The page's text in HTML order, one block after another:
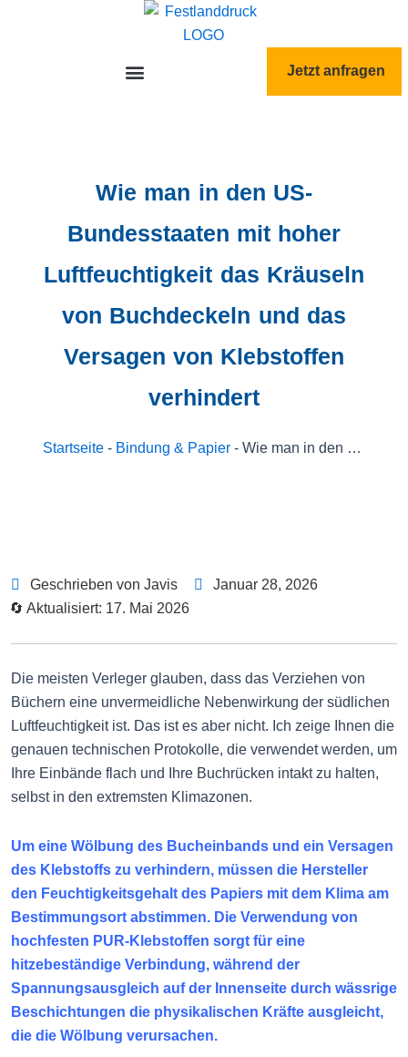
Jetzt anfragen
Wie man in den US-
Bundesstaaten mit hoher
Luftfeuchtigkeit das Kräuseln
von Buchdeckeln und das
Versagen von Klebstoffen
verhindert
Startseite - Bindung & Papier - Wie man in den US-Bundesstaaten mit hoher Luftfeuchtigkeit das Kräuseln von Buchdeckeln und das Versagen von Klebstoffen verhindert
Geschrieben von Javis
Januar 28, 2026
🔄 Aktualisiert: 17. Mai 2026
Die meisten Verleger glauben, dass das Verziehen von
Büchern eine unvermeidliche Nebenwirkung der südlichen
Luftfeuchtigkeit ist. Das ist es aber nicht. Ich zeige Ihnen die
genauen technischen Protokolle, die verwendet werden, um
Ihre Einbände flach und Ihre Buchrücken intakt zu halten,
selbst in den extremsten Klimazonen.
Um eine Wölbung des Bucheinbands und ein Versagen
des Klebstoffs zu verhindern, müssen die Hersteller
den Feuchtigkeitsgehalt des Papiers mit dem Klima am
Bestimmungsort abstimmen. Die Verwendung von
hochfesten PUR-Klebstoffen sorgt für eine
hitzebeständige Verbindung, während der
Spannungsausgleich auf der Innenseite durch wässrige
Beschichtungen die physikalischen Kräfte ausgleicht,
die die Wölbung verursachen.